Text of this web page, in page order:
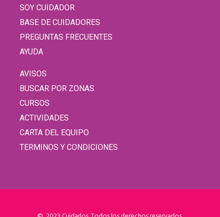
SOY CUIDADOR
BASE DE CUIDADORES
PREGUNTAS FRECUENTES
AYUDA
AVISOS
BUSCAR POR ZONAS
CURSOS
ACTIVIDADES
CARTA DEL EQUIPO
TERMINOS Y CONDICIONES